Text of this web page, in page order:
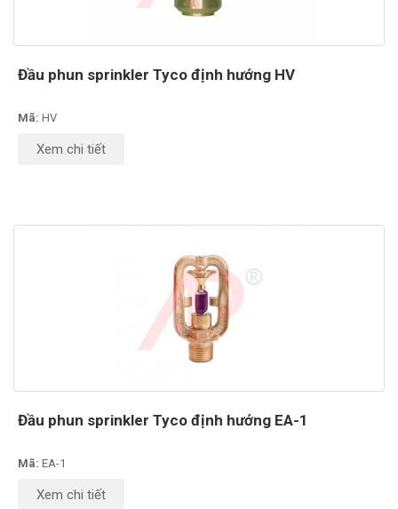
Đầu phun sprinkler Tyco định hướng HV
Mã: HV
Xem chi tiết
Đầu phun sprinkler Tyco định hướng EA-1
Mã: EA-1
Xem chi tiết